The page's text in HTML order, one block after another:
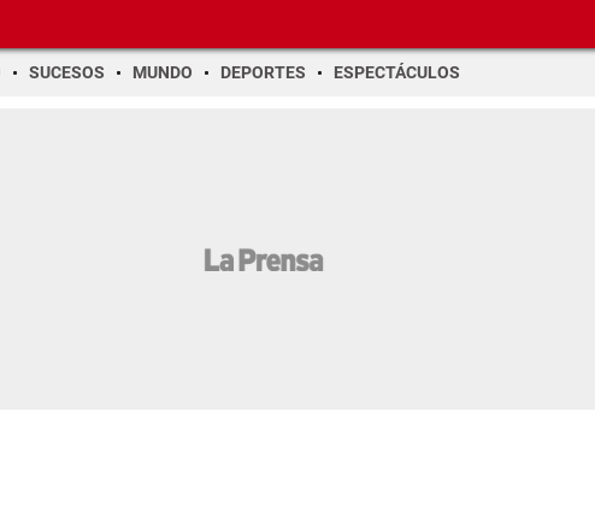
SUCESOS MUNDO DEPORTES ESPECTÁCULOS